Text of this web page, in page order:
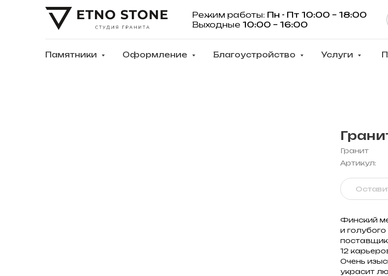
Режим работы: Пн - Пт 10:00 – 18:00
Выходные 10:00 – 16:00
Памятники Оформление Благоустройство Услуги
Гранит
Артикул:
Финский
и
12
Очень
украсит